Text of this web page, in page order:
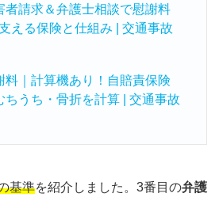
者請求＆弁護士相談で慰謝料
える保険と仕組み | 交通事故
料｜計算機あり！自賠責保険
ちうち・骨折を計算 | 交通事故
基準を紹介しました。3番目の弁護